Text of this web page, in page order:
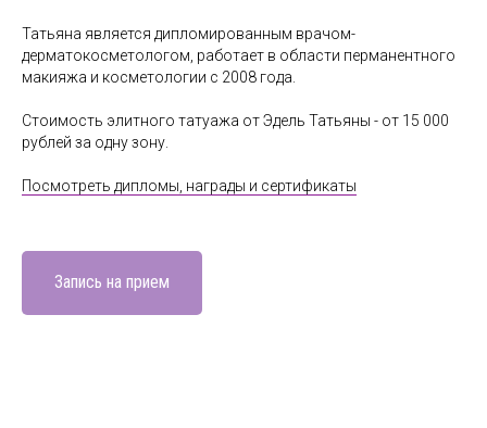
Татьяна является дипломированным врачом-
дерматокосметологом, работает в области перманентного
макияжа и косметологии с 2008 года.
Стоимость элитного татуажа от Эдель Татьяны - от 15 000
рублей за одну зону.
Посмотреть дипломы, награды и сертификаты
Запись на прием